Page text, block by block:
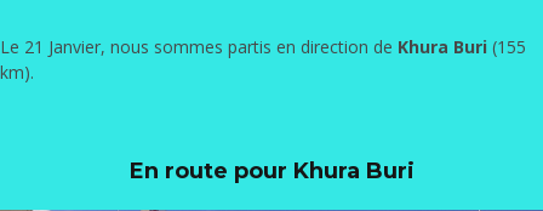
Le 21 Janvier, nous sommes partis en direction de Khura Buri (155
km).
En route pour Khura Buri